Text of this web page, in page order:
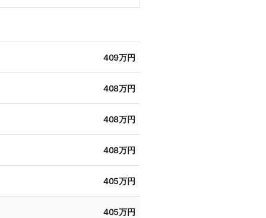
409万円
408万円
408万円
408万円
405万円
405万円